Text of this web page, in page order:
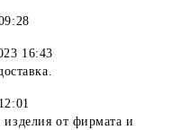
16:43
от фирмата и